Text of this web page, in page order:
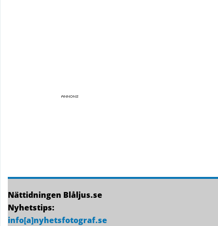
Nättidningen Blåljus.se
Nyhetstips:
info[a]nyhetsfotograf.se